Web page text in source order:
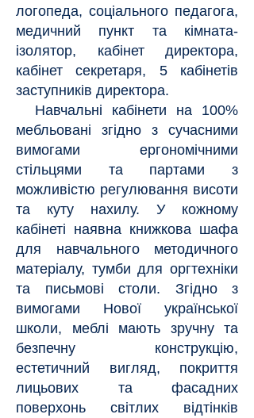
логопеда, соціального педагога,
медичний пункт та кімната-
ізолятор, кабінет директора,
кабінет секретаря, 5 кабінетів
заступників директора.
Навчальні кабінети на 100%
мебльовані згідно з сучасними
вимогами ергономічними
стільцями та партами з
можливістю регулювання висоти
та куту нахилу. У кожному
кабінеті наявна книжкова шафа
для навчального методичного
матеріалу, тумби для оргтехніки
та письмові столи. Згідно з
вимогами Нової української
школи, меблі мають зручну та
безпечну конструкцію,
естетичний вигляд, покриття
лицьових та фасадних
поверхонь світлих відтінків